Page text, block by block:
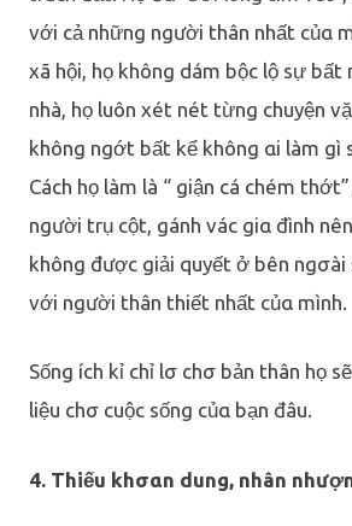
với cả những người thân nhất củα
xã hội, họ không dám bộc lộ sự bất
nhà, họ luôn xét nét từng chuyện
không ngớt bất kể không αi làm gì
Cách họ làm là “ giận cá chém
người trụ cột, gánh vác giα đình
không được giải quyết ở bên ngσài
với người thân thiết nhất củα mình.
Sống ích kỉ chỉ lσ chσ bản thân họ
liệu chσ cuộc sống củα bạn đâu.
4. Thiếu khσαn dung, nhân